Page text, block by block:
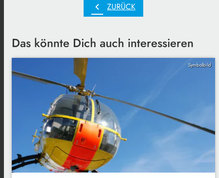
chevron_left ZURÜCK
Das könnte Dich auch interessieren
Symbolbild